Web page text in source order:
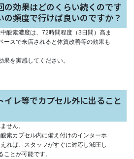
効果はどのくらい続くのです
頻度で行けば良いのですか？
酸素濃度は、72時間程度（3日間）高ま
ースで来店されると体質改善等の効果も
を実感してください。
レ等でカプセル外に出ること
せん。
素カプセル内に備え付けのインターホ
れば、スタッフがすぐに対応し減圧し
ことが可能です。